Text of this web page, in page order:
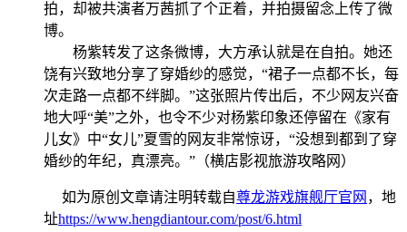
拍，却被共演者万茜抓了个正着，并拍摄留念上传了微
博。
杨紫转发了这条微博，大方承认就是在自拍。她还
饶有兴致地分享了穿婚纱的感觉，“裙子一点都不长，每
次走路一点都不绊脚。”这张照片传出后，不少网友兴奋
地大呼“美”之外，也令不少对杨紫印象还停留在《家有
儿女》中“女儿”夏雪的网友非常惊讶，“没想到都到了穿
婚纱的年纪，真漂亮。”（横店影视旅游攻略网）
如为原创文章请注明转载自尊龙游戏旗舰厅官网 ，地
址https://www.hengdiantour.com/post/6.html